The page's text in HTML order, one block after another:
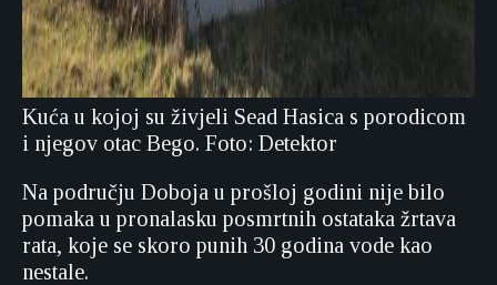
Kuća u kojoj su živjeli Sead Hasica s porodicom
i njegov otac Bego. Foto: Detektor
Na području Doboja u prošloj godini nije bilo
pomaka u pronalasku posmrtnih ostataka žrtava
rata, koje se skoro punih 30 godina vode kao
nestale.